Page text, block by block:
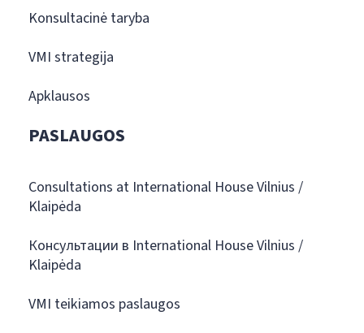
Konsultacinė taryba
VMI strategija
Apklausos
PASLAUGOS
Consultations at International House Vilnius /
Klaipėda
Консультации в International House Vilnius /
Klaipėda
VMI teikiamos paslaugos